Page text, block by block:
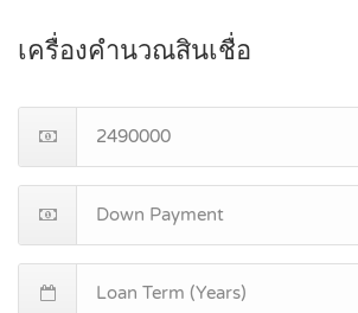
เครื่องคำนวณสินเชื่อ